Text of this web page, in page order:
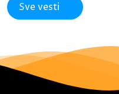
Sve vesti